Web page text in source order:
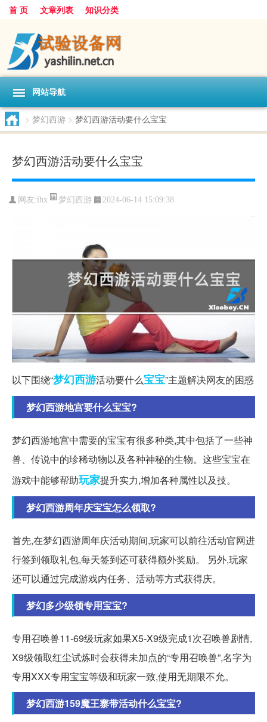
首 页 文章列表 知识分类
网站导航
> 梦幻西游 > 梦幻西游活动要什么宝宝
梦幻西游活动要什么宝宝
网友: lhx 梦幻西游 2024-06-14 15:09:38
以下围绕“梦幻西游活动要什么宝宝”主题解决网友的困惑
梦幻西游地宫要什么宝宝?
梦幻西游地宫中需要的宝宝有很多种类,其中包括了一些神
兽、传说中的珍稀动物以及各种神秘的生物。这些宝宝在
游戏中能够帮助玩家提升实力,增加各种属性以及技。
梦幻西游周年庆宝宝怎么领取?
首先,在梦幻西游周年庆活动期间,玩家可以前往活动官网进
行签到领取礼包,每天签到还可获得额外奖励。 另外,玩家
还可以通过完成游戏内任务、活动等方式获得庆。
梦幻多少级领专用宝宝?
专用召唤兽11-69级玩家如果X5-X9级完成1次召唤兽剧情,
X9级领取红尘试炼时会获得未加点的“专用召唤兽”,名字为
专用XXX专用宝宝等级和玩家一致,使用无期限不允。
梦幻西游159魔王寨带活动什么宝宝?